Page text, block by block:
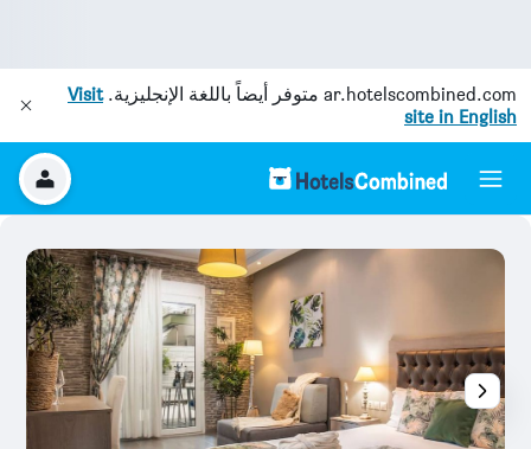
ar.hotelscombined.com متوفر أيضاً باللغة الإنجليزية.Visit
site in English